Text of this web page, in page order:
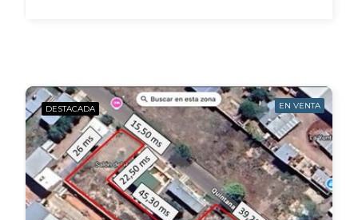
DESTACADA EN VENTA